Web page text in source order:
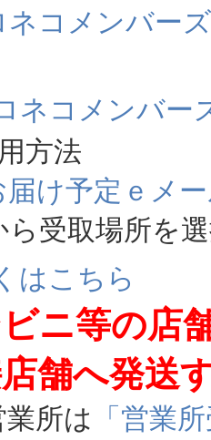
ネコメンバーズ
ネコメンバー
方法
届け予定ｅメ
ら受取場所を
はこちら
ニ等の店
舗へ発送
所は 「営業